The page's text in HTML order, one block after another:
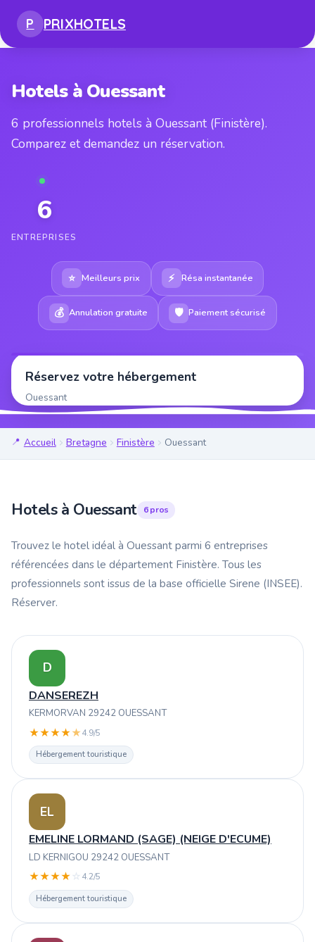
P PRIXHOTELS
Hotels à Ouessant
6 professionnels hotels à Ouessant (Finistère).
Comparez et demandez un réservation.
6
ENTREPRISES
⭐ Meilleurs prix ⚡ Résa instantanée
💰 Annulation gratuite 🛡 Paiement sécurisé
Réservez votre hébergement
Ouessant
Accueil Bretagne Finistère Ouessant
Hotels à Ouessant 6 pros
Trouvez le hotel idéal à Ouessant parmi 6 entreprises
référencées dans le département Finistère. Tous les
professionnels sont issus de la base officielle Sirene (INSEE).
Réserver.
D
DANSEREZH
KERMORVAN 29242 OUESSANT
★★★★★4.9/5
Hébergement touristique
EL
EMELINE LORMAND (SAGE) (NEIGE D'ECUME)
LD KERNIGOU 29242 OUESSANT
★★★★ ☆ 4.2/5
Hébergement touristique